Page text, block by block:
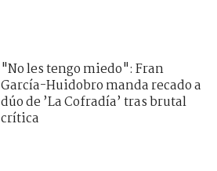
"No les tengo miedo": Fran
García-Huidobro manda recado a
dúo de ’La Cofradía’ tras brutal
crítica